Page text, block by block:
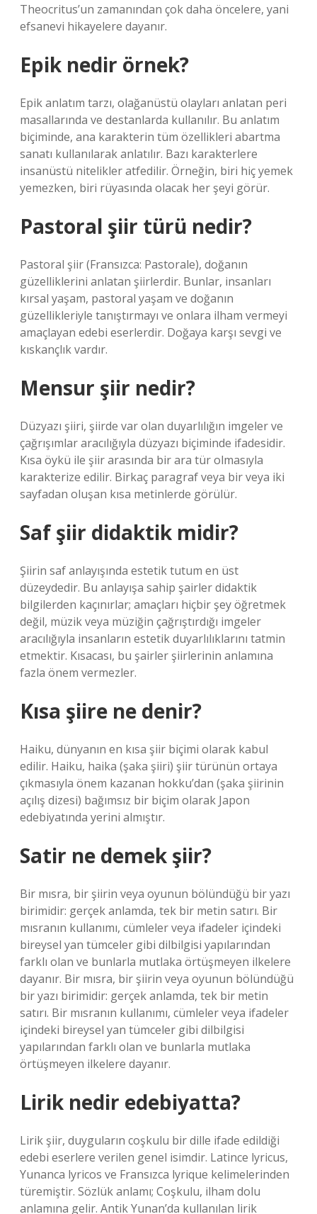
Theocritus’un zamanından çok daha öncelere, yani
efsanevi hikayelere dayanır.
Epik nedir örnek?
Epik anlatım tarzı, olağanüstü olayları anlatan peri
masallarında ve destanlarda kullanılır. Bu anlatım
biçiminde, ana karakterin tüm özellikleri abartma
sanatı kullanılarak anlatılır. Bazı karakterlere
insanüstü nitelikler atfedilir. Örneğin, biri hiç yemek
yemezken, biri rüyasında olacak her şeyi görür.
Pastoral şiir türü nedir?
Pastoral şiir (Fransızca: Pastorale), doğanın
güzelliklerini anlatan şiirlerdir. Bunlar, insanları
kırsal yaşam, pastoral yaşam ve doğanın
güzellikleriyle tanıştırmayı ve onlara ilham vermeyi
amaçlayan edebi eserlerdir. Doğaya karşı sevgi ve
kıskançlık vardır.
Mensur şiir nedir?
Düzyazı şiiri, şiirde var olan duyarlılığın imgeler ve
çağrışımlar aracılığıyla düzyazı biçiminde ifadesidir.
Kısa öykü ile şiir arasında bir ara tür olmasıyla
karakterize edilir. Birkaç paragraf veya bir veya iki
sayfadan oluşan kısa metinlerde görülür.
Saf şiir didaktik midir?
Şiirin saf anlayışında estetik tutum en üst
düzeydedir. Bu anlayışa sahip şairler didaktik
bilgilerden kaçınırlar; amaçları hiçbir şey öğretmek
değil, müzik veya müziğin çağrıştırdığı imgeler
aracılığıyla insanların estetik duyarlılıklarını tatmin
etmektir. Kısacası, bu şairler şiirlerinin anlamına
fazla önem vermezler.
Kısa şiire ne denir?
Haiku, dünyanın en kısa şiir biçimi olarak kabul
edilir. Haiku, haika (şaka şiiri) şiir türünün ortaya
çıkmasıyla önem kazanan hokku’dan (şaka şiirinin
açılış dizesi) bağımsız bir biçim olarak Japon
edebiyatında yerini almıştır.
Satir ne demek şiir?
Bir mısra, bir şiirin veya oyunun bölündüğü bir yazı
birimidir: gerçek anlamda, tek bir metin satırı. Bir
mısranın kullanımı, cümleler veya ifadeler içindeki
bireysel yan tümceler gibi dilbilgisi yapılarından
farklı olan ve bunlarla mutlaka örtüşmeyen ilkelere
dayanır. Bir mısra, bir şiirin veya oyunun bölündüğü
bir yazı birimidir: gerçek anlamda, tek bir metin
satırı. Bir mısranın kullanımı, cümleler veya ifadeler
içindeki bireysel yan tümceler gibi dilbilgisi
yapılarından farklı olan ve bunlarla mutlaka
örtüşmeyen ilkelere dayanır.
Lirik nedir edebiyatta?
Lirik şiir, duyguların coşkulu bir dille ifade edildiği
edebi eserlere verilen genel isimdir. Latince lyricus,
Yunanca lyricos ve Fransızca lyrique kelimelerinden
türemiştir. Sözlük anlamı; Coşkulu, ilham dolu
anlamına gelir. Antik Yunan’da kullanılan lirik